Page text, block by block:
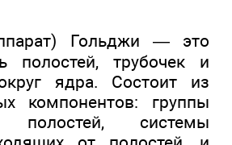
Гольджи — это
полостей, трубочек и
ядра. Состоит из
компонентов: группы
полостей, системы